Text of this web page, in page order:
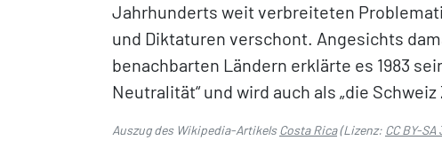
Jahrhunderts weit verbreiteten
und Diktaturen verschont. Angesichts
benachbarten Ländern erklärte es 1983
Neutralität“ und wird auch als „die
Auszug des Wikipedia-ArtikelsCosta Rica(Lizenz: CC BY-SA